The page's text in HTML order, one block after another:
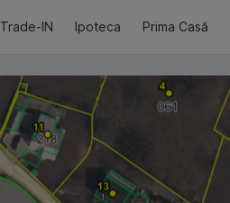
Trade-IN Ipoteca Prima Casă